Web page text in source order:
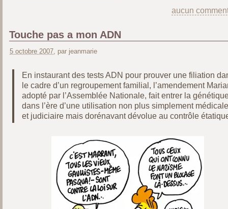
aucun
Touche pas a mon ADN
5 octobre 2007 , par jeanmarie
En instaurant des tests ADN pour prouver une filiation
le cadre d’un regroupement familial, l’amendement
adopté par l’Assemblée Nationale, fait entrer la
dans l’ère d’une utilisation non plus simplement médicale
et judiciaire mais dorénavant dévolue au contrôle